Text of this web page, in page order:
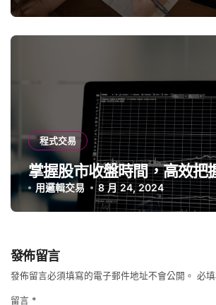
程式交易
掌握股市收盤時間，高效把
用邏輯交易 8 月 24, 2024
發佈留言
發佈留言必須填寫的電子郵件地址不會公開。 必
留言 *